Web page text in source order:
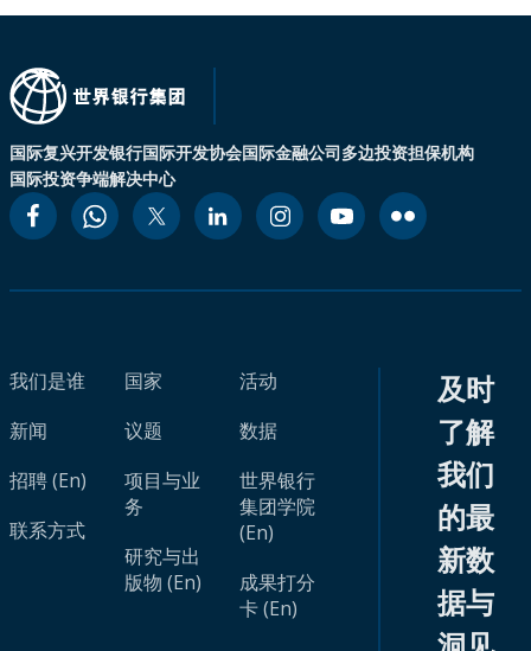
国际复兴开发银行国际开发协会国际金融公司多边投资担保机构
国际投资争端解决中心
我们是谁
新闻
招聘 (En)
联系方式
国家
议题
项目与业
务
研究与出
版物 (En)
活动
数据
世界银行
集团学院
(En)
成果打分
卡 (En)
及时
了解
我们
的最
新数
据与